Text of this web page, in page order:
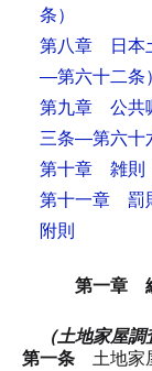
条）
第八章 日本
―第六十二条）
第九章 公共
三条―第六十
第十章 雑則
第十一章 罰
附則
第一章
（土地家屋
第一条 土地家